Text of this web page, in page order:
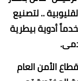
.. لتصنيع
أدوية بيطرية
الأمن العام